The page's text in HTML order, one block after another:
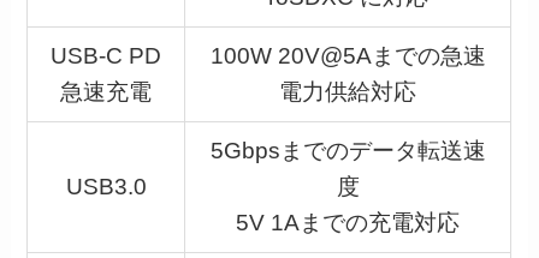
USB-C PD
急速充電
100W 20V@5Aまでの急速
電力供給対応
USB3.0
5Gbpsまでのデータ転送速
度
5V 1Aまでの充電対応